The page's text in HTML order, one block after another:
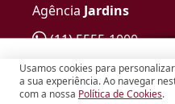
Usamos cookies para
a sua experiência. Ao navegar
com a nossa Política de Cookies.
Agência Jardins
(11) 5555-1000
Al. Joaquim Eugênio
Jardim Paulista